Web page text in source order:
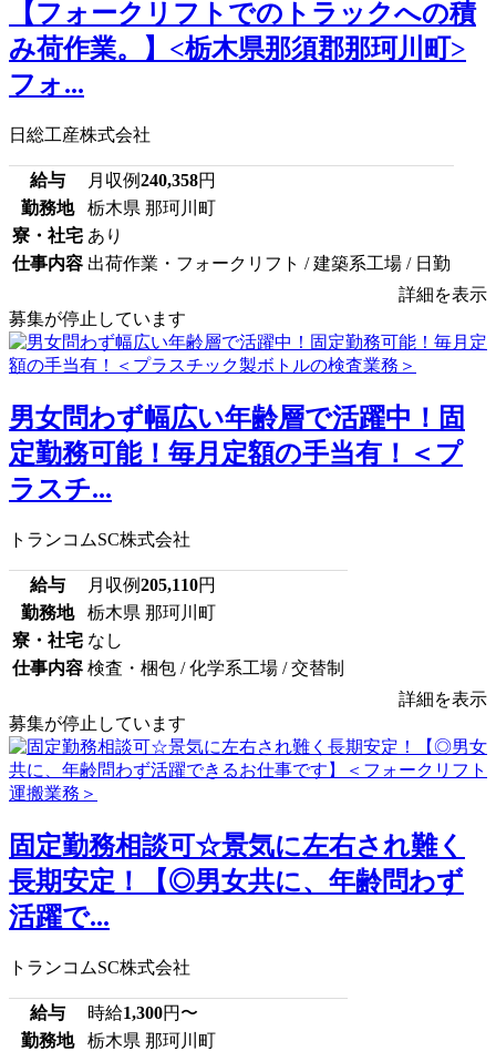
【フォークリフトでのトラックへの積
み荷作業。】<栃木県那須郡那珂川町>
フォ...
日総工産株式会社
給与 月収例240,358円
勤務地
栃木県 那珂川町
寮・社宅 あり
仕事内容 出荷作業・フォークリフト / 建築系工場 / 日勤
詳細を表示
募集が停止しています
男女問わず幅広い年齢層で活躍中！固
定勤務可能！毎月定額の手当有！＜プ
ラスチ...
トランコムSC株式会社
給与 月収例205,110円
勤務地
栃木県 那珂川町
寮・社宅 なし
仕事内容 検査・梱包 / 化学系工場 / 交替制
詳細を表示
募集が停止しています
固定勤務相談可☆景気に左右され難く
長期安定！【◎男女共に、年齢問わず
活躍で...
トランコムSC株式会社
給与 時給1,300円〜
勤務地
栃木県 那珂川町